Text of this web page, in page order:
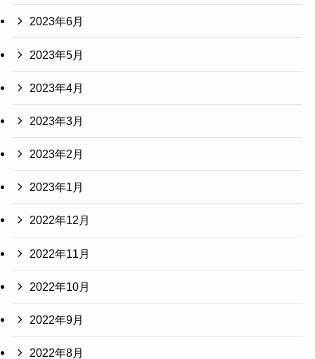
2023年6月
2023年5月
2023年4月
2023年3月
2023年2月
2023年1月
2022年12月
2022年11月
2022年10月
2022年9月
2022年8月